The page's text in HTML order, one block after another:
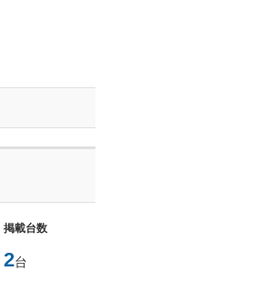
掲載台数
2台